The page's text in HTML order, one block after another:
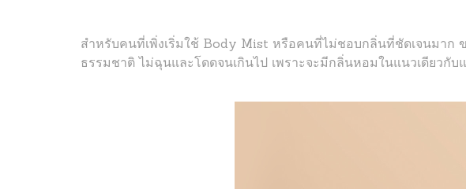
สำหรับคนที่เพิ่งเริ่มใช้ Body Mist หรือคนที่ไม่ชอบกลิ่นที่ชัดเจนมาก
ธรรมชาติ ไม่ฉุนและโดดจนเกินไป เพราะจะมีกลิ่นหอมในแนวเดียว